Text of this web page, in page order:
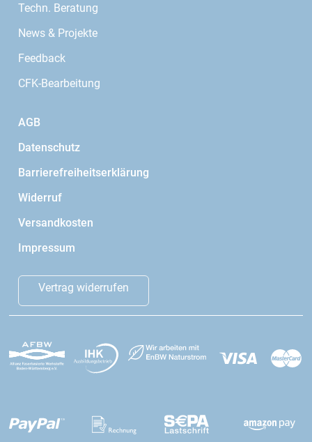
Techn. Beratung
News & Projekte
Feedback
CFK-Bearbeitung
AGB
Datenschutz
Barrierefreiheitserklärung
Widerruf
Versandkosten
Impressum
Vertrag widerrufen